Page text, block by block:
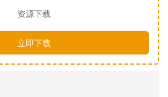
资源下载
立即下载